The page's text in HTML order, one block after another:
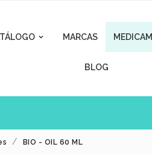
 MARCAS
BLOG
BIO - OIL 60 ML